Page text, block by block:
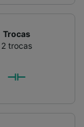
Trocas
2 trocas